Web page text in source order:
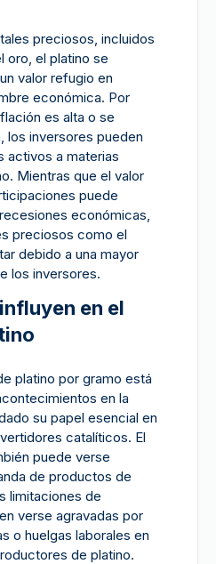
preciosos, incluidos
oro, el platino se
valor refugio en
económica. Por
es alta o se
los inversores pueden
activos a materias
Mientras que el valor
puede
económicas,
preciosos como el
debido a una mayor
los inversores.
en el
platino por gramo está
en la
su papel esencial en
catalíticos. El
puede verse
de productos de
limitaciones de
verse agravadas por
o huelgas laborales en
de platino.